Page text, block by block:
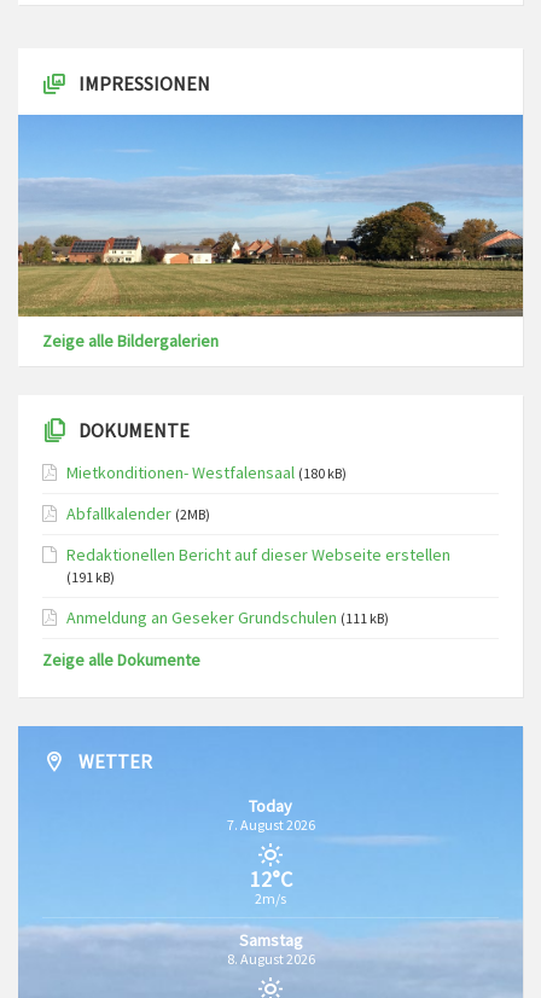
IMPRESSIONEN
Zeige alle Bildergalerien
DOKUMENTE
Mietkonditionen- Westfalensaal (180 kB)
Abfallkalender (2MB)
Redaktionellen Bericht auf dieser Webseite erstellen
(191 kB)
Anmeldung an Geseker Grundschulen (111 kB)
Zeige alle Dokumente
WETTER
Today
7. August 2026
12°C
2m/s
Samstag
8. August 2026